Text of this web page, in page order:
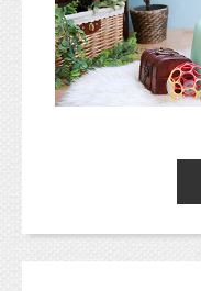
三フォトです（＾
もう3歳なんて！
新オリジナルプ
https://
ご予約受付中で
また9月23日〜
めお休みとなり
こんにちは、東
「スタジオミル